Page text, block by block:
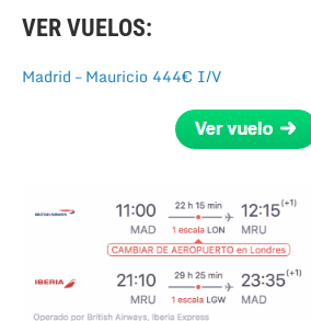
VER VUELOS:
Madrid – Mauricio 444€ I/V